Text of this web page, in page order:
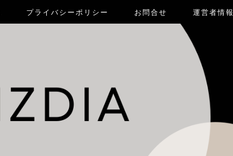
プライバシーポリシー お問合せ 運営者情報